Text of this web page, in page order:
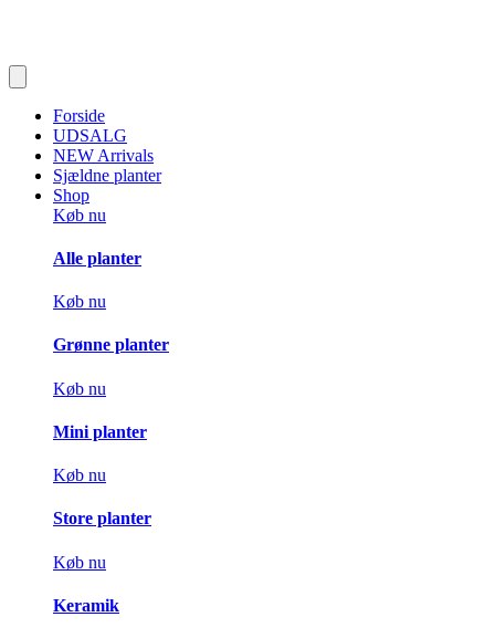
Forside
UDSALG
NEW Arrivals
Sjældne planter
Shop
Køb nu
Alle planter
Køb nu
Grønne planter
Køb nu
Mini planter
Køb nu
Store planter
Køb nu
Keramik